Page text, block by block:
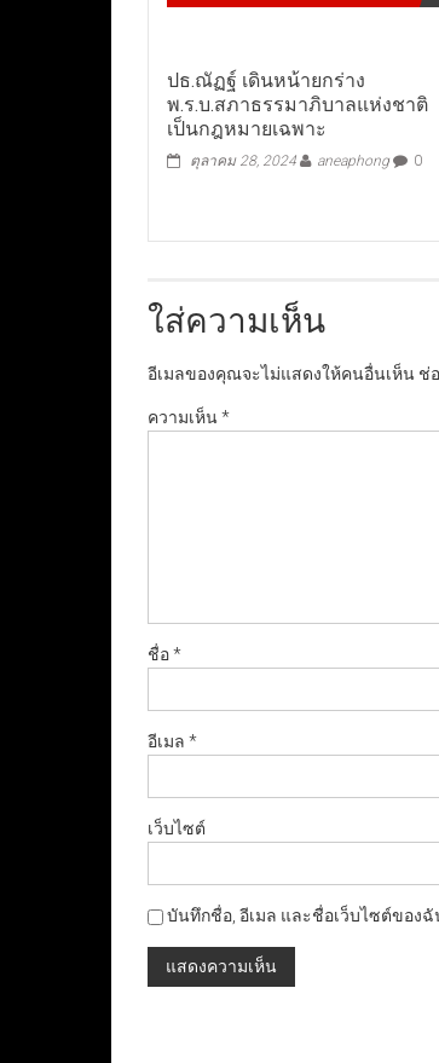
ปธ.ณัฏฐ์ เดินหน้ายกร่าง
พ.ร.บ.สภาธรรมาภิบาลแห่งชาติ
เป็นกฎหมายเฉพาะ
ตุลาคม 28, 2024 aneaphong 0
ใส่ความเห็น
อีเมลของคุณจะไม่แสดงให้คนอื่นเห็น ช่
ความเห็น*
ชื่อ*
อีเมล *
เว็บไซต์
บันทึกชื่อ, อีเมล และชื่อเว็บไซต์ของ